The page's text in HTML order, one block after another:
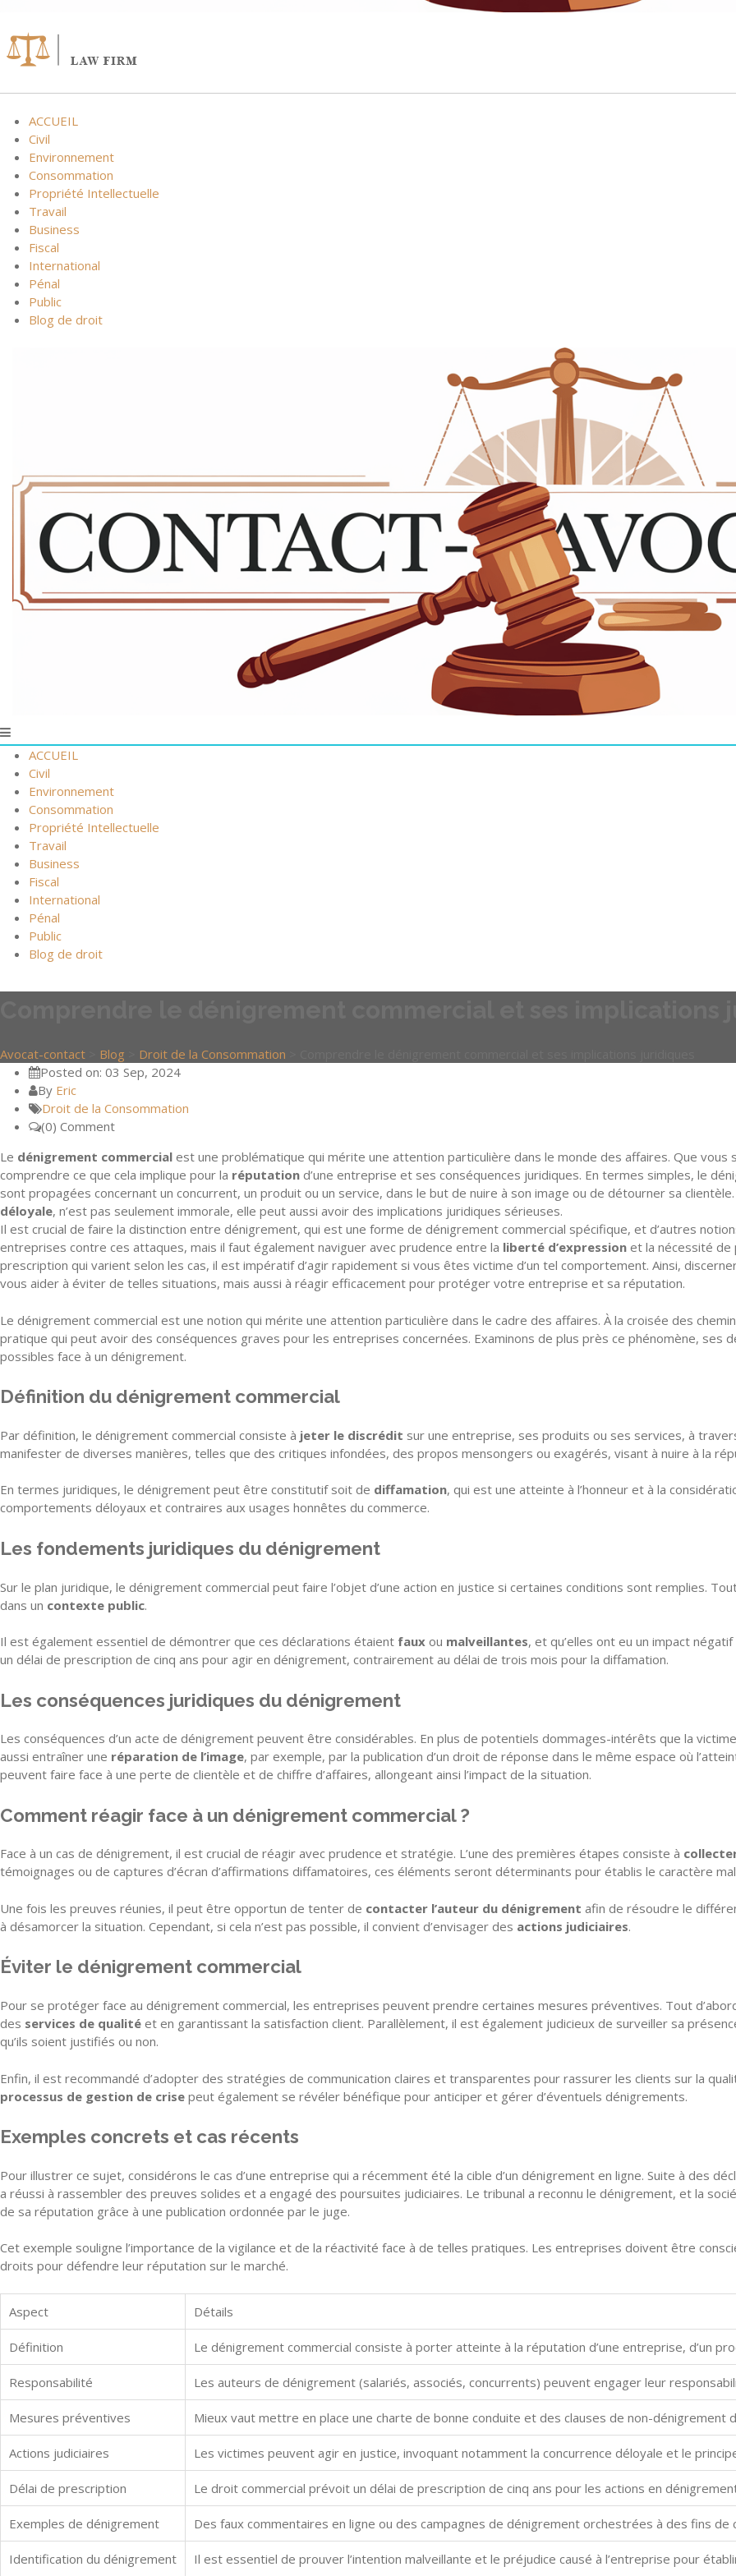
ACCUEIL
Civil
Environnement
Consommation
Propriété Intellectuelle
Travail
Business
Fiscal
International
Pénal
Public
Blog de droit
ACCUEIL
Civil
Environnement
Consommation
Propriété Intellectuelle
Travail
Business
Fiscal
International
Pénal
Public
Blog de droit
Avocat-contact Blog Droit de la Consommation
Posted on: 03 Sep, 2024
By Eric
Droit de la Consommation
(0) Comment
Le dénigrement commercial est une problématique qui mérite une attention particulière dans le monde des affaires. Que
comprendre ce que cela implique pour la réputation d’une entreprise et ses conséquences juridiques. En termes simples, le
sont propagées concernant un concurrent, un produit ou un service, dans le but de nuire à son image ou de détourner sa
déloyale, n’est pas seulement immorale, elle peut aussi avoir des implications juridiques sérieuses.
Il est crucial de faire la distinction entre dénigrement, qui est une forme de dénigrement commercial spécifique, et d’autres
entreprises contre ces attaques, mais il faut également naviguer avec prudence entre la liberté d’expression et la nécessité de
prescription qui varient selon les cas, il est impératif d’agir rapidement si vous êtes victime d’un tel comportement. Ainsi,
vous aider à éviter de telles situations, mais aussi à réagir efficacement pour protéger votre entreprise et sa réputation.
Le dénigrement commercial est une notion qui mérite une attention particulière dans le cadre des affaires. À la croisée des
pratique qui peut avoir des conséquences graves pour les entreprises concernées. Examinons de plus près ce phénomène, ses
possibles face à un dénigrement.
Définition du dénigrement commercial
Par définition, le dénigrement commercial consiste à jeter le discrédit sur une entreprise, ses produits ou ses services, à
manifester de diverses manières, telles que des critiques infondées, des propos mensongers ou exagérés, visant à nuire à la
En termes juridiques, le dénigrement peut être constitutif soit de diffamation, qui est une atteinte à l’honneur et à la
comportements déloyaux et contraires aux usages honnêtes du commerce.
Les fondements juridiques du dénigrement
Sur le plan juridique, le dénigrement commercial peut faire l’objet d’une action en justice si certaines conditions sont remplies.
dans un contexte public.
Il est également essentiel de démontrer que ces déclarations étaient faux ou malveillantes, et qu’elles ont eu un impact
un délai de prescription de cinq ans pour agir en dénigrement, contrairement au délai de trois mois pour la diffamation.
Les conséquences juridiques du dénigrement
Les conséquences d’un acte de dénigrement peuvent être considérables. En plus de potentiels dommages-intérêts que la
aussi entraîner une réparation de l’image, par exemple, par la publication d’un droit de réponse dans le même espace où
peuvent faire face à une perte de clientèle et de chiffre d’affaires, allongeant ainsi l’impact de la situation.
Comment réagir face à un dénigrement commercial ?
Face à un cas de dénigrement, il est crucial de réagir avec prudence et stratégie. L’une des premières étapes consiste à
témoignages ou de captures d’écran d’affirmations diffamatoires, ces éléments seront déterminants pour établis le caractère
Une fois les preuves réunies, il peut être opportun de tenter de contacter l’auteur du dénigrement afin de résoudre le
à désamorcer la situation. Cependant, si cela n’est pas possible, il convient d’envisager des actions judiciaires.
Éviter le dénigrement commercial
Pour se protéger face au dénigrement commercial, les entreprises peuvent prendre certaines mesures préventives. Tout
des services de qualité et en garantissant la satisfaction client. Parallèlement, il est également judicieux de surveiller sa
qu’ils soient justifiés ou non.
Enfin, il est recommandé d’adopter des stratégies de communication claires et transparentes pour rassurer les clients sur la
processus de gestion de crise peut également se révéler bénéfique pour anticiper et gérer d’éventuels dénigrements.
Exemples concrets et cas récents
Pour illustrer ce sujet, considérons le cas d’une entreprise qui a récemment été la cible d’un dénigrement en ligne. Suite à des
a réussi à rassembler des preuves solides et a engagé des poursuites judiciaires. Le tribunal a reconnu le dénigrement, et la
de sa réputation grâce à une publication ordonnée par le juge.
Cet exemple souligne l’importance de la vigilance et de la réactivité face à de telles pratiques. Les entreprises doivent être
droits pour défendre leur réputation sur le marché.
Aspect Détails
Définition Le dénigrement commercial consiste à porter atteinte à la réputation d’une entreprise, d’un
Responsabilité Les auteurs de dénigrement (salariés, associés, concurrents) peuvent engager leur
Mesures préventives Mieux vaut mettre en place une charte de bonne conduite et des clauses de non-dénigrement
Actions judiciaires Les victimes peuvent agir en justice, invoquant notamment la concurrence déloyale et le
Délai de prescription Le droit commercial prévoit un délai de prescription de cinq ans pour les actions en
Exemples de dénigrement Des faux commentaires en ligne ou des campagnes de dénigrement orchestrées à des fins de
Identification du dénigrement Il est essentiel de prouver l’intention malveillante et le préjudice causé à l’entreprise pour